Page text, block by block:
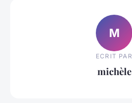
M
ECRIT PAR
michèle